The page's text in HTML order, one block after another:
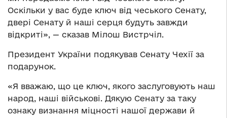
Оскільки у вас буде ключ від чеського Сенату,
двері Сенату й наші серця будуть завжди
відкриті», — сказав Мілош Вистрчіл.
Президент України подякував Сенату Чехії за
подарунок.
«Я вважаю, що це ключ, якого заслуговують наш
народ, наші військові. Дякую Сенату за таку
ознаку визнання міцності нашої держави й